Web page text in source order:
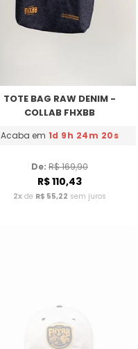
TOTE BAG RAW DENIM -
COLLAB FHXBB
Acaba em 1d 9h 24m 20s
De: R$ 169,90
R$ 110,43
2x de R$ 55,22 sem juros